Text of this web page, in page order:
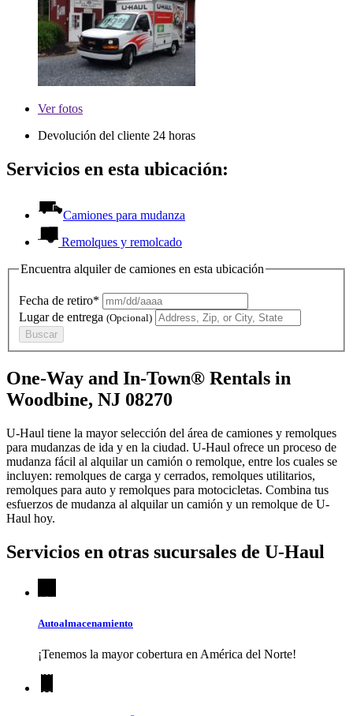
Verfotos
Devolución del cliente 24 horas
Servicios en esta ubicación:
Camiones para mudanza
Remolques y remolcado
Encuentra alquiler de camiones en esta ubicación
Fecha de retiro*
Lugar de entrega (Opcional)
Buscar
One-Way and In-Town® Rentals in
Woodbine, NJ 08270
U-Haul tiene la mayor selección del área de camiones y remolques
para mudanzas de ida y en la ciudad. U-Haul ofrece un proceso de
mudanza fácil al alquilar un camión o remolque, entre los cuales se
incluyen: remolques de carga y cerrados, remolques utilitarios,
remolques para auto y remolques para motocicletas. Combina tus
esfuerzos de mudanza al alquilar un camión y un remolque de U-
Haul hoy.
Servicios en otras sucursales de U-Haul
Autoalmacenamiento
¡Tenemos la mayor cobertura en América del Norte!